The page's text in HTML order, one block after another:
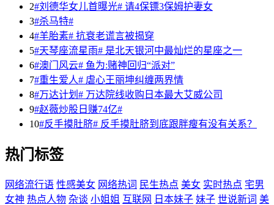
2#刘德华女儿首曝光# 请4保镖3保姆护妻女
3#杀马特#
4#羊胎素# 抗衰老谎言被揭穿
5#天琴座流星雨# 是北天银河中最灿烂的星座之一
6#澳门风云# 鱼为:赌神回归“派对”
7#重生爱人# 虐心王丽坤纠缠两界情
8#万达计划# 万达院线收购日本最大艾威公司
9#赵薇炒股日赚74亿#
10#反手摸肚脐# 反手摸肚脐到底跟胖瘦有没有关系？
热门标签
网络流行语 性感美女 网络热词 民生热点 美女 实时热点 宅男
女神 热点人物 杂谈 小姐姐 互联网 日本妹子 妹子 世说新词 美